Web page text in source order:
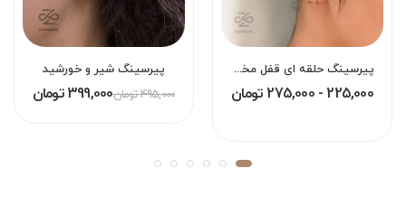
پیرسینگ حلقه ای قفل مخفی بینی لب گوش هلیکس دیث اوربیتال کانچ سپتام
225,000 - 275,000 تومان
پیرسینگ شیر و خورشید
399,000 تومان 495,000 تومان